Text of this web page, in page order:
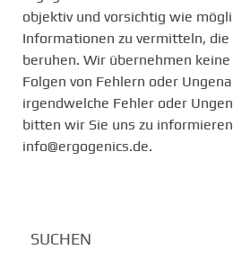
objektiv und vorsichtig wie
Informationen zu vermitteln, die
beruhen. Wir übernehmen
Folgen von Fehlern oder
irgendwelche Fehler oder
bitten wir Sie uns zu
info@ergogenics.de.
SUCHEN